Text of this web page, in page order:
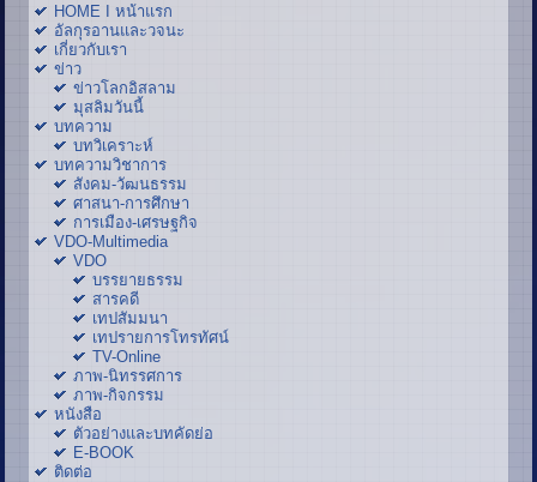
HOME I หน้าแรก
อัลกุรอานและวจนะ
เกี่ยวกับเรา
ข่าว
ข่าวโลกอิสลาม
มุสลิมวันนี้
บทความ
บทวิเคราะห์
บทความวิชาการ
สังคม-วัฒนธรรม
ศาสนา-การศึกษา
การเมือง-เศรษฐกิจ
VDO-Multimedia
VDO
บรรยายธรรม
สารคดี
เทปสัมมนา
เทปรายการโทรทัศน์
TV-Online
ภาพ-นิทรรศการ
ภาพ-กิจกรรม
หนังสือ
ตัวอย่างและบทคัดย่อ
E-BOOK
ติดต่อ